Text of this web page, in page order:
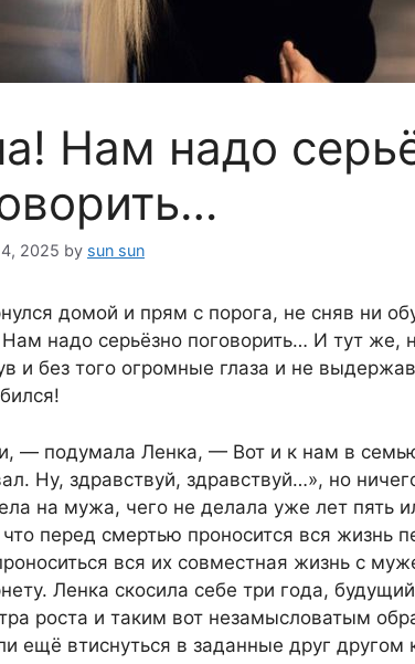
Нам надо
2025 by sun sun
домой и прям с порога, не сняв ни
надо серьёзно поговорить… И тут же,
и без того огромные глаза и не
— подумала Ленка, — Вот и к нам в семью
Ну, здравствуй, здравствуй…», но
на мужа, чего не делала уже лет пять
что перед смертью проносится вся жизнь
вся их совместная жизнь с
Ленка скосила себе три года,
роста и таким вот незамысловатым
ещё втиснуться в заданные друг другом